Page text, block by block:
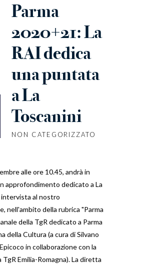
Parma
2020+21: La
RAI dedica
una puntata
a La
Toscanini
NON CATEGORIZZATO
alle ore 10.45, andrà in
approfondimento dedicato a La
intervista al nostro
nell'ambito della rubrica "Parma
della TgR dedicato a Parma
della Cultura (a cura di Silvano
in collaborazione con la
TgR Emilia-Romagna). La diretta